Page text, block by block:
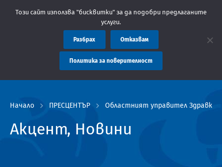
администрация Пловдив препоръчва заплащането на такси
Начало ПРЕСЦЕНТЪР Областният управител Здравко
Акцент, Новини
Този сайт използва "бисквитки" за да подобри предлаганите
услуги.
Разбрах Отказвам
Политика за поверителност